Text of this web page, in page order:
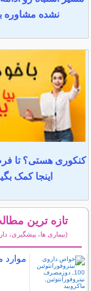
نشده مشاوره
کنکوری هستی؟ تا
اینجا کمک
تازه ترین
(بیماری ها، پیشگیری،
موارد